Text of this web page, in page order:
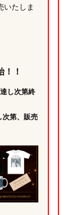
いたしま
！
し次第終
次第、販売